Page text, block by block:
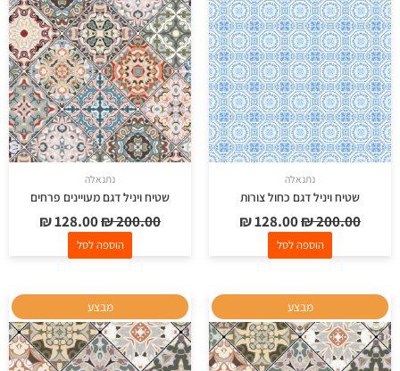
נתנאלה
שטיח ויניל דגם כחול צורות
₪200.00
₪ 200.00.
₪128.00
₪ 128.00.
הוספה לסל
נתנאלה
שטיח ויניל דגם מעויינים פרחים
₪200.00
₪ 200.00.
₪128.00
₪ 128.00.
הוספה לסל
מבצעהמחיר
המקורי
היה:
₪ 200.00.
המחיר
הנוכחי
הוא:
₪ 128.00.
מבצעהמחיר
המקורי
היה:
₪ 400.00.
המחיר
הנוכחי
הוא:
₪ 290.00.